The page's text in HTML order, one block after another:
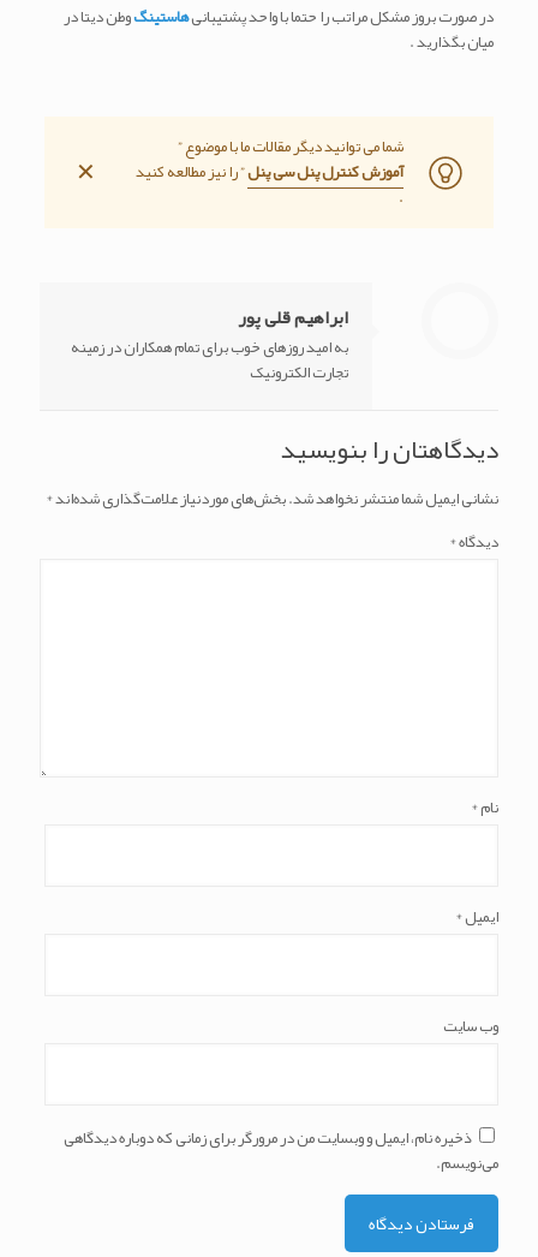
در صورت بروز مشکل مراتب را حتما با واحد پشتیبانیهاستینگوطن دیتا در
میان بگذارید .
شما می توانید دیگر مقالات ما با موضوع ”
آموزش کنترل پنل سی پنل” را نیز مطالعه کنید
.
✕
ابراهیم قلی پور
به امید روزهای خوب برای تمام همکاران در زمینه
تجارت الکترونیک
دیدگاهتان را بنویسید
نشانی ایمیل شما منتشر نخواهد شد.بخش‌های موردنیاز علامت‌گذاری شده‌اند*
دیدگاه*
نام*
ایمیل*
وب‌ سایت
ذخیره نام، ایمیل و وبسایت من در مرورگر برای زمانی که دوباره دیدگاهی
می‌نویسم.